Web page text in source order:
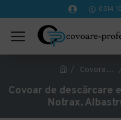
0314
Covorase Profesionale
Covoar de descărcare
Notrax,